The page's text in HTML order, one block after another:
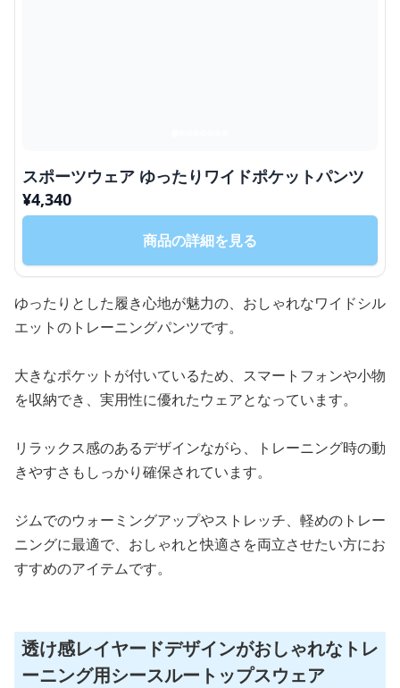
スポーツウェア ゆったりワイドポケットパンツ
¥4,340
商品の詳細を見る
ゆったりとした履き心地が魅力の、おしゃれなワイドシル
エットのトレーニングパンツです。
大きなポケットが付いているため、スマートフォンや小物
を収納でき、実用性に優れたウェアとなっています。
リラックス感のあるデザインながら、トレーニング時の動
きやすさもしっかり確保されています。
ジムでのウォーミングアップやストレッチ、軽めのトレー
ニングに最適で、おしゃれと快適さを両立させたい方にお
すすめのアイテムです。
透け感レイヤードデザインがおしゃれなトレ
ーニング用シースルートップスウェア